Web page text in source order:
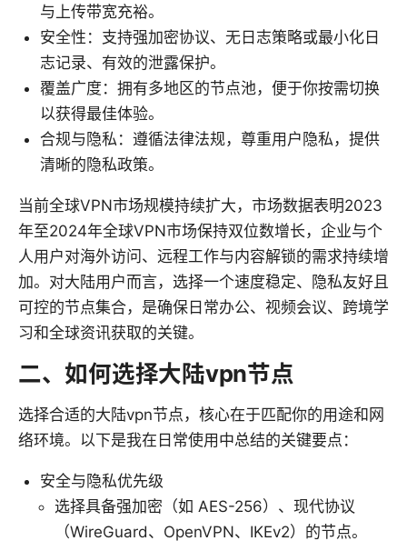
与上传带宽充裕。
安全性：支持强加密协议、无日志策略或最小化日
志记录、有效的泄露保护。
覆盖广度：拥有多地区的节点池，便于你按需切换
以获得最佳体验。
合规与隐私：遵循法律法规，尊重用户隐私，提供
清晰的隐私政策。
当前全球VPN市场规模持续扩大，市场数据表明2023
年至2024年全球VPN市场保持双位数增长，企业与个
人用户对海外访问、远程工作与内容解锁的需求持续增
加。对大陆用户而言，选择一个速度稳定、隐私友好且
可控的节点集合，是确保日常办公、视频会议、跨境学
习和全球资讯获取的关键。
二、如何选择大陆vpn节点
选择合适的大陆vpn节点，核心在于匹配你的用途和网
络环境。以下是我在日常使用中总结的关键要点：
安全与隐私优先级
选择具备强加密（如 AES-256）、现代协议
（WireGuard、OpenVPN、IKEv2）的节点。